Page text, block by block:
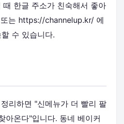
때 한글 주소가 친숙해서 좋아
는 https://channelup.kr/ 에
수 있습니다.
리하면 "신메뉴가 더 빨리 팔
아온다"입니다. 동네 베이커